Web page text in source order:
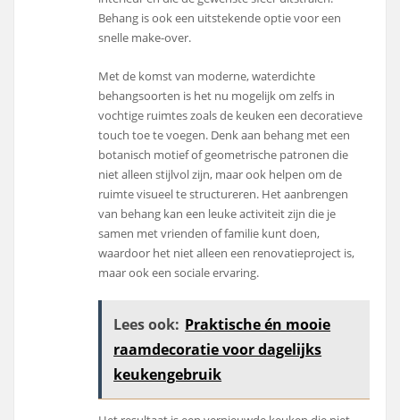
Behang is ook een uitstekende optie voor een
snelle make-over.
Met de komst van moderne, waterdichte
behangsoorten is het nu mogelijk om zelfs in
vochtige ruimtes zoals de keuken een decoratieve
touch toe te voegen. Denk aan behang met een
botanisch motief of geometrische patronen die
niet alleen stijlvol zijn, maar ook helpen om de
ruimte visueel te structureren. Het aanbrengen
van behang kan een leuke activiteit zijn die je
samen met vrienden of familie kunt doen,
waardoor het niet alleen een renovatieproject is,
maar ook een sociale ervaring.
Lees ook: Praktische én mooie
raamdecoratie voor dagelijks
keukengebruik